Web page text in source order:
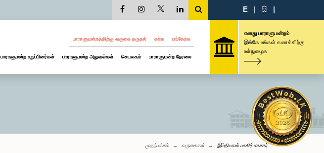
E | සි |
பாராளுமன்றத்திற்கு வருகை தருதல் கற்க பங்கேற்க
பாராளுமன்ற உறுப்பினர்கள் பாராளுமன்ற அலுவல்கள் செயலகம் பாராளுமன்ற நேரலை
எனது பாராளுமன்றம்
இங்கே உங்கள் கணக்கிற்கு
உள்நுழைக
முதற்பக்கம் வருகைகள் இம்தியாஸ் பாகிர் மாகார்